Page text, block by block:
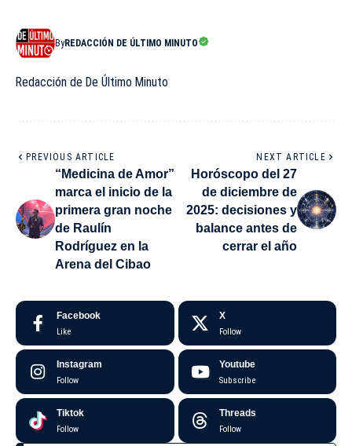
ByREDACCIÓN DE ÚLTIMO MINUTO
Redacción de De Último Minuto
PREVIOUS ARTICLE
“Medicina de Amor”
marca el inicio de la
primera gran noche
de Raulín
Rodríguez en la
Arena del Cibao
NEXT ARTICLE
Horóscopo del 27
de diciembre de
2025: decisiones y
balance antes de
cerrar el año
Facebook
Like
X
Follow
Instagram
Follow
Youtube
Subscribe
Tiktok
Follow
Threads
Follow